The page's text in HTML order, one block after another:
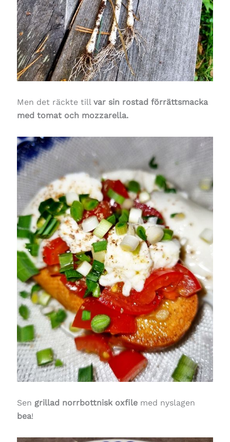
Men det räckte till var sin rostad förrättsmacka
med tomat och mozzarella.
Sen grillad norrbottnisk oxfilemed nyslagen
bea!